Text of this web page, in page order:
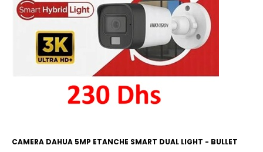
CAMERA DAHUA 5MP ETANCHE SMART DUAL LIGHT - BULLET